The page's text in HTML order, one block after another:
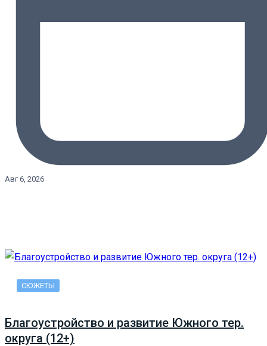
Авг 6, 2026
СЮЖЕТЫ
Благоустройство и развитие Южного тер.
округа (12+)